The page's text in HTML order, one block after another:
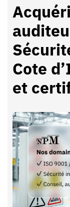
Cote
et